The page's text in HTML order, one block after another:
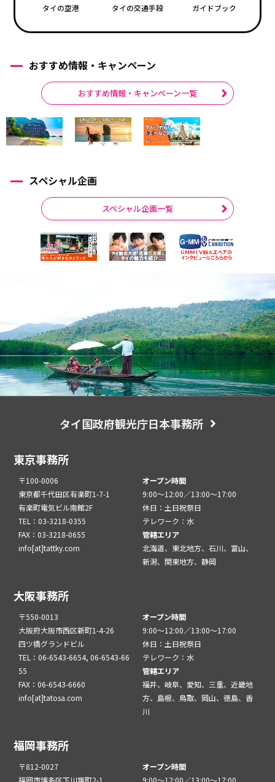
タイの空港 タイの交通手段 ガイドブック
おすすめ情報・キャンペーン
おすすめ情報・キャンペーン一覧
スペシャル企画
スペシャル企画一覧
タイ国政府観光庁日本事務所
東京事務所
〒100-0006
東京都千代田区有楽町1-7-1
有楽町電気ビル南館2F
TEL：03-3218-0355
FAX：03-3218-0655
info[at]tattky.com
オープン時間
9:00～12:00／13:00～17:00
休日：土日祝祭日
テレワーク：水
管轄エリア
北海道、東北地方、石川、富山、
新潟、関東地方、静岡
大阪事務所
〒550-0013
大阪府大阪市西区新町1-4-26
四ツ橋グランドビル
TEL：06-6543-6654, 06-6543-66
55
FAX：06-6543-6660
info[at]tatosa.com
オープン時間
9:00～12:00／13:00～17:00
休日：土日祝祭日
テレワーク：水
管轄エリア
福井、岐阜、愛知、三重、近畿地
方、島根、鳥取、岡山、徳島、香
川
福岡事務所
〒812-0027
福岡市博多区下川端町2-1
オープン時間
9:00～12:00／13:00～17:00